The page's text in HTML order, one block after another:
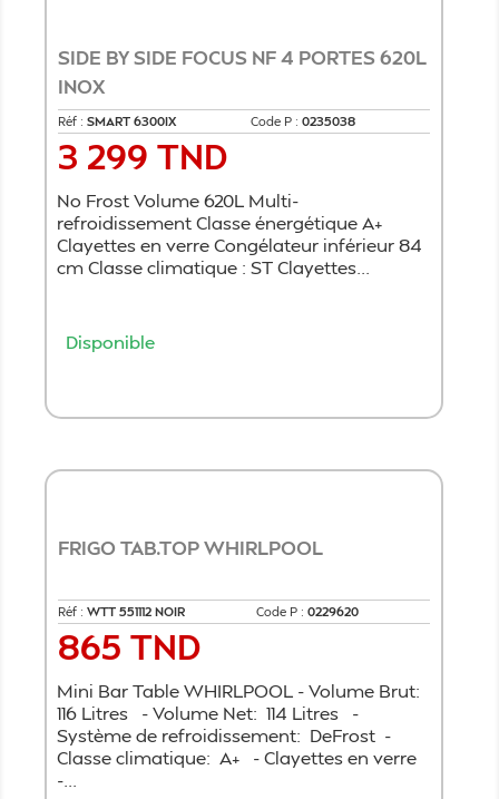
SIDE BY SIDE FOCUS NF 4 PORTES 620L
INOX
Réf : SMART 6300IX Code P : 0235038
Prix
3 299 TND
No Frost Volume 620L Multi-
refroidissement Classe énergétique A+
Clayettes en verre Congélateur inférieur 84
cm Classe climatique : ST Clayettes...
Disponible
FRIGO TAB.TOP WHIRLPOOL
Réf : WTT 551112 NOIR Code P : 0229620
Prix
865 TND
Mini Bar Table WHIRLPOOL - Volume Brut:
116 Litres - Volume Net: 114 Litres -
Système de refroidissement: DeFrost -
Classe climatique: A+ - Clayettes en verre
-...